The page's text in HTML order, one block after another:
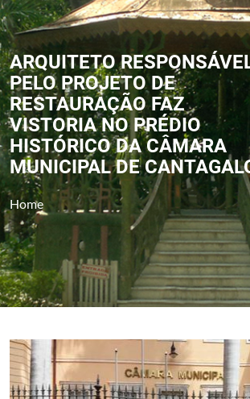
ARQUITETO
PELO PROJETO DE
RESTAURAÇÃO FAZ
VISTORIA NO PRÉDIO
HISTÓRICO DA CÂMARA
MUNICIPAL DE
Home